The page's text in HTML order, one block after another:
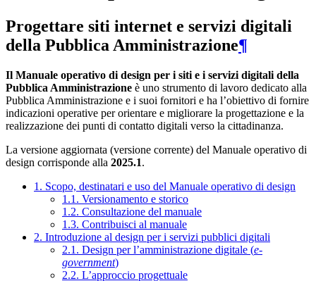
Progettare siti internet e servizi digitali
della Pubblica Amministrazione¶
Il Manuale operativo di design per i siti e i servizi digitali della
Pubblica Amministrazione è uno strumento di lavoro dedicato alla
Pubblica Amministrazione e i suoi fornitori e ha l’obiettivo di fornire
indicazioni operative per orientare e migliorare la progettazione e la
realizzazione dei punti di contatto digitali verso la cittadinanza.
La versione aggiornata (versione corrente) del Manuale operativo di
design corrisponde alla 2025.1.
1. Scopo, destinatari e uso del Manuale operativo di design
1.1. Versionamento e storico
1.2. Consultazione del manuale
1.3. Contribuisci al manuale
2. Introduzione al design per i servizi pubblici digitali
2.1. Design per l’amministrazione digitale (e-
government)
2.2. L’approccio progettuale